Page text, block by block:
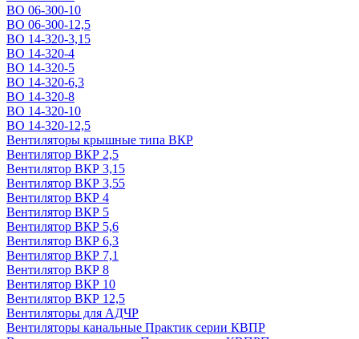
ВО 06-300-10
ВО 06-300-12,5
ВО 14-320-3,15
ВО 14-320-4
ВО 14-320-5
ВО 14-320-6,3
ВО 14-320-8
ВО 14-320-10
ВО 14-320-12,5
Вентиляторы крышные типа ВКР
Вентилятор ВКР 2,5
Вентилятор ВКР 3,15
Вентилятор ВКР 3,55
Вентилятор ВКР 4
Вентилятор ВКР 5
Вентилятор ВКР 5,6
Вентилятор ВКР 6,3
Вентилятор ВКР 7,1
Вентилятор ВКР 8
Вентилятор ВКР 10
Вентилятор ВКР 12,5
Вентиляторы для АДЧР
Вентиляторы канальные Практик серии КВПР